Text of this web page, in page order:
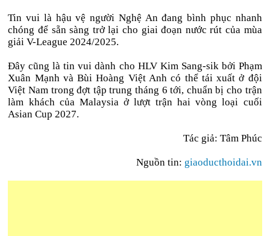
Tin vui là hậu vệ người Nghệ An đang bình phục nhanh
chóng để sẵn sàng trở lại cho giai đoạn nước rút của mùa
giải V-League 2024/2025.
Đây cũng là tin vui dành cho HLV Kim Sang-sik bởi Phạm
Xuân Mạnh và Bùi Hoàng Việt Anh có thể tái xuất ở đội
Việt Nam trong đợt tập trung tháng 6 tới, chuẩn bị cho trận
làm khách của Malaysia ở lượt trận hai vòng loại cuối
Asian Cup 2027.
Tác giả: Tâm Phúc
Nguồn tin: giaoducthoidai.vn